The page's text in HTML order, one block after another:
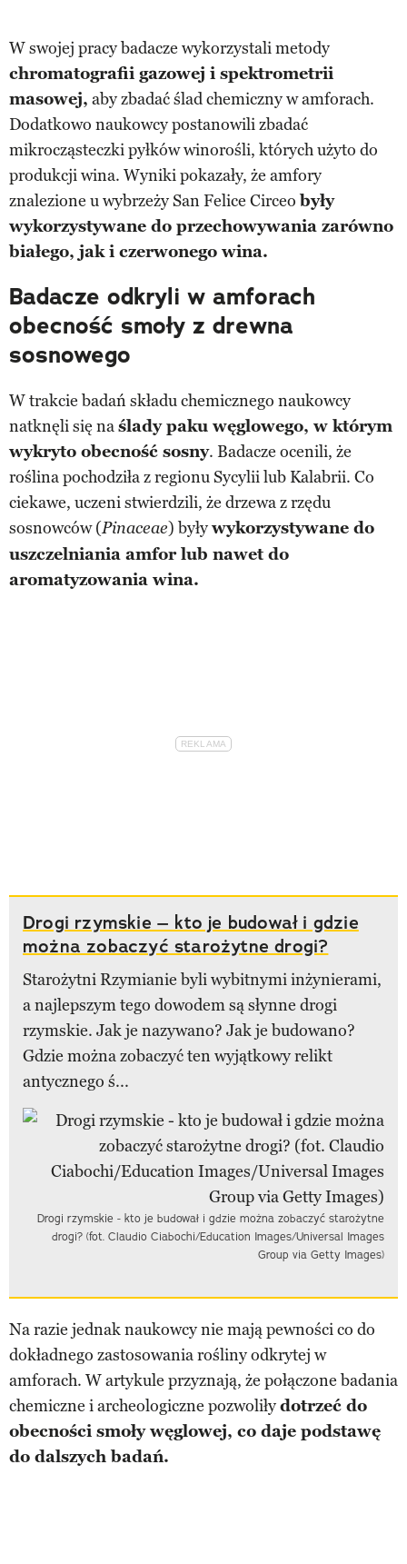
W swojej pracy badacze wykorzystali metody
chromatografii gazowej i spektrometrii
masowej, aby zbadać ślad chemiczny w amforach.
Dodatkowo naukowcy postanowili zbadać
mikrocząsteczki pyłków winorośli, których użyto do
produkcji wina. Wyniki pokazały, że amfory
znalezione u wybrzeży San Felice Circeobyły
wykorzystywane do przechowywania zarówno
białego, jak i czerwonego wina.
Badacze odkryli w amforach
obecność smoły z drewna
sosnowego
W trakcie badań składu chemicznego naukowcy
natknęli się naślady paku węglowego, w którym
wykryto obecność sosny. Badacze ocenili, że
roślina pochodziła z regionu Sycylii lub Kalabrii. Co
ciekawe, uczeni stwierdzili, że drzewa z rzędu
sosnowców (Pinaceae) byływykorzystywane do
uszczelniania amfor lub nawet do
aromatyzowania wina.
Drogi rzymskie – kto je budował i gdzie
można zobaczyć starożytne drogi?
Starożytni Rzymianie byli wybitnymi inżynierami,
a najlepszym tego dowodem są słynne drogi
rzymskie. Jak je nazywano? Jak je budowano?
Gdzie można zobaczyć ten wyjątkowy relikt
antycznego ś...
Drogi rzymskie - kto je budował i gdzie można zobaczyć starożytne
drogi? (fot. Claudio Ciabochi/Education Images/Universal Images
Group via Getty Images)
Na razie jednak naukowcy nie mają pewności co do
dokładnego zastosowania rośliny odkrytej w
amforach. W artykule przyznają, że połączone badania
chemiczne i archeologiczne pozwoliłydotrzeć do
obecności smoły węglowej, co daje podstawę
do dalszych badań.